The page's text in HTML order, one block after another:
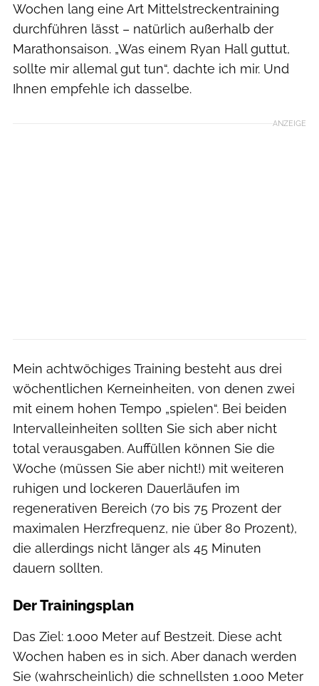
Wochen lang eine Art Mittelstreckentraining
durchführen lässt – natürlich außerhalb der
Marathonsaison. „Was einem Ryan Hall guttut,
sollte mir allemal gut tun“, dachte ich mir. Und
Ihnen empfehle ich dasselbe.
ANZEIGE
Mein achtwöchiges Training besteht aus drei
wöchentlichen Kerneinheiten, von denen zwei
mit einem hohen Tempo „spielen“. Bei beiden
Intervalleinheiten sollten Sie sich aber nicht
total verausgaben. Auffüllen können Sie die
Woche (müssen Sie aber nicht!) mit weiteren
ruhigen und lockeren Dauerläufen im
regenerativen Bereich (70 bis 75 Prozent der
maximalen Herzfrequenz, nie über 80 Prozent),
die allerdings nicht länger als 45 Minuten
dauern sollten.
Der Trainingsplan
Das Ziel: 1.000 Meter auf Bestzeit. Diese acht
Wochen haben es in sich. Aber danach werden
Sie (wahrscheinlich) die schnellsten 1.000 Meter